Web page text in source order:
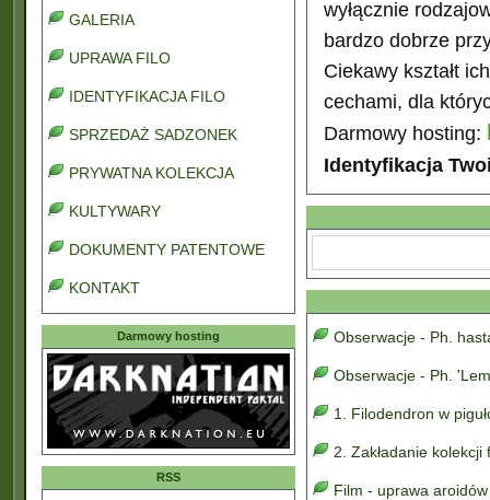
GALERIA
UPRAWA FILO
IDENTYFIKACJA FILO
SPRZEDAŻ SADZONEK
PRYWATNA KOLEKCJA
KULTYWARY
DOKUMENTY PATENTOWE
KONTAKT
Darmowy hosting
RSS
wyłącznie
bardzo dobrze
Ciekawy kształt
cechami, dla
Darmowy hosting:
Identyfikacja
Obserwacje - Ph.
Obserwacje - Ph.
1. Filodendron w
2. Zakładanie
Film - uprawa